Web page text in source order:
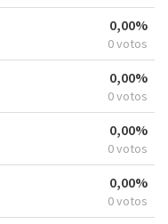
0,00%
0 votos
0,00%
0 votos
0,00%
0 votos
0,00%
0 votos